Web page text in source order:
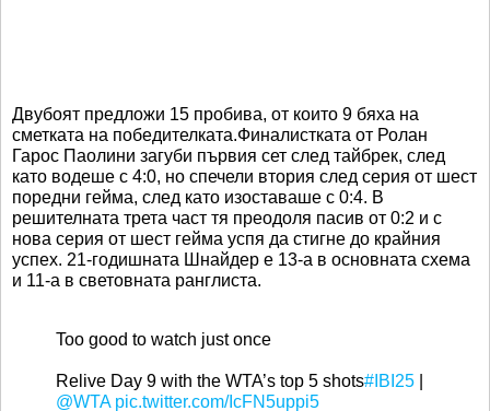
Двубоят предложи 15 пробива, от които 9 бяха на
сметката на победителката.Финалистката от Ролан
Гарос Паолини загуби първия сет след тайбрек, след
като водеше с 4:0, но спечели втория след серия от шест
поредни гейма, след като изоставаше с 0:4. В
решителната трета част тя преодоля пасив от 0:2 и с
нова серия от шест гейма успя да стигне до крайния
успех. 21-годишната Шнайдер е 13-а в основната схема
и 11-а в световната ранглиста.
Too good to watch just once
Relive Day 9 with the WTA’s top 5 shots#IBI25
@WTA pic.twitter.com/IcFN5uppi5